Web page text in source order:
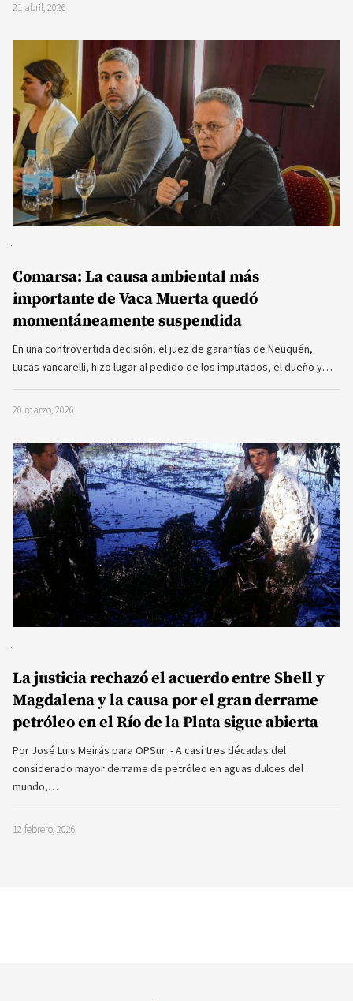
21 abril, 2026
Comarsa: La causa ambiental más
importante de Vaca Muerta quedó
momentáneamente suspendida
En una controvertida decisión, el juez de garantías de Neuquén,
Lucas Yancarelli, hizo lugar al pedido de los imputados, el dueño y…
20 marzo, 2026
La justicia rechazó el acuerdo entre Shell y
Magdalena y la causa por el gran derrame
petróleo en el Río de la Plata sigue abierta
Por José Luis Meirás para OPSur .- A casi tres décadas del
considerado mayor derrame de petróleo en aguas dulces del
mundo,…
12 febrero, 2026